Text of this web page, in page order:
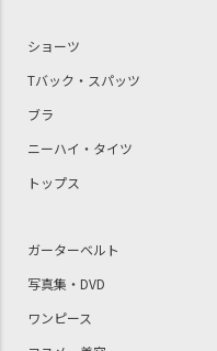
ショーツ
Tバック・スパッツ
ブラ
ニーハイ・タイツ
トップス
ガーターベルト
写真集・DVD
ワンピース